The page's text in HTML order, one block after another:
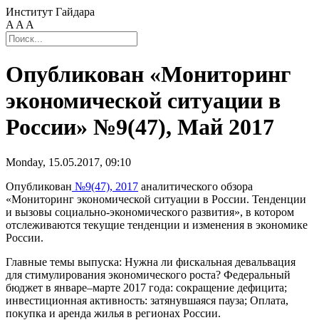
Институт Гайдара
A A A
Опубликован «Мониторинг
экономической ситуации в
России» №9(47), Май 2017
Monday, 15.05.2017, 09:10
Опубликован №9(47), 2017 аналитического обзора
«Мониторинг экономической ситуации в России. Тенденции
и вызовы социально-экономического развития», в котором
отслеживаются текущие тенденции и изменения в экономике
России.
Главные темы выпуска: Нужна ли фискальная девальвация
для стимулирования экономического роста? Федеральный
бюджет в январе–марте 2017 года: сокращение дефицита;
инвестиционная активность: затянувшаяся пауза; Оплата,
покупка и аренда жилья в регионах России.